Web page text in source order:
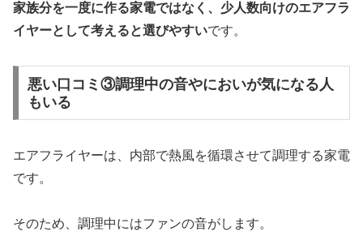
家族分を一度に作る家電ではなく、少人数向けのエアフラ
イヤーとして考えると選びやすいです。
悪い口コミ③調理中の音やにおいが気になる人
もいる
エアフライヤーは、内部で熱風を循環させて調理する家電
です。
そのため、調理中にはファンの音がします。